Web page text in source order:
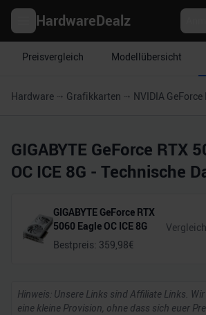
HardwareDealz
Preisvergleich Modellübersicht
Hardware Grafikkarten NVIDIA GeForce
GIGABYTE GeForce RTX
OC ICE 8G - Technische
GIGABYTE GeForce RTX
5060 Eagle OC ICE 8G
Bestpreis: 359,98€
Hinweis: Unsere Links sind Affiliate Links.
eine kleine Provision, ohne dass sich euer